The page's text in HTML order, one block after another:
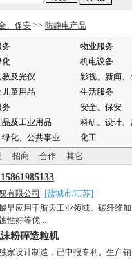
、保安 >> 防静电产品
务 物业服务
化 机电设备
教及光仪 影视、新闻、
儿童用品 生活服务
务 安全、保安
品及工业用品 科研、设计、
绿化、公共事业
化工
招商 合作 其它
有限公司
[盐城市/江苏]
应用于航天工业领域。碳纤维加
性好等优...
粉碎造粒机
设计制造，已申报专利。生产销